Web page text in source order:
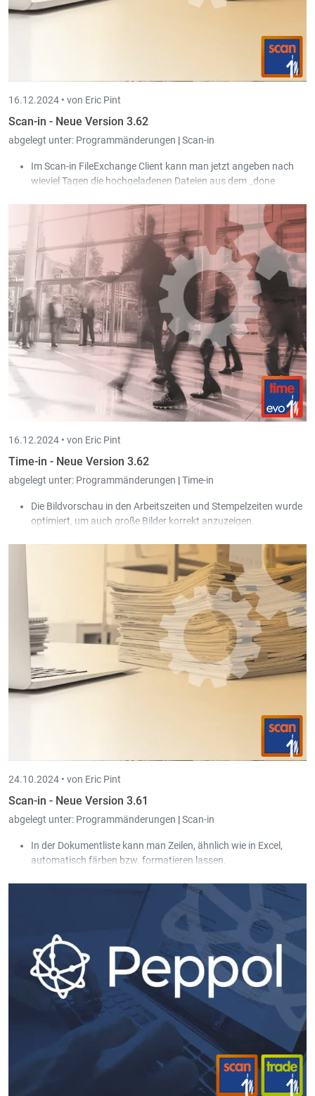
16.12.2024 • von Eric Pint
Scan-in - Neue Version 3.62
abgelegt unter: Programmänderungen |Scan-in
Im Scan-in FileExchange Client kann man jetzt angeben nach
wieviel Tagen die hochgeladenen Dateien aus dem _done
Die Texterkennung (OCR) läuft jetzt immer auf allen PDFs, auch
wenn diese nicht vom Scanner kommen. Somit wird auch der
Text nutzbar, der als Bild in der Pdf hinterlegt ist(oft die Fußzeile
einer Rechnung).
Für den E-Mail Abruf von M 365 unterstützt Scan-in jetzt auch
die Azure Authentifizierung per ClientSecret.
16.12.2024 • von Eric Pint
Time-in - Neue Version 3.62
abgelegt unter: Programmänderungen |Time-in
Die Bildvorschau in den Arbeitszeiten und Stempelzeiten wurde
optimiert, um auch große Bilder korrekt anzuzeigen.
Der Lizenzschirm wurde in Time-in Evo eingebaut.
24.10.2024 • von Eric Pint
Scan-in - Neue Version 3.61
abgelegt unter: Programmänderungen |Scan-in
In der Dokumentliste kann man Zeilen, ähnlich wie in Excel,
automatisch färben bzw. formatieren lassen.
Handelsregisternummer aus Book-in automatisch in die Peppol
Es gibt eine neue Funktion, um die Scan-in Benutzerrechte
automatisch mit denen von Pay-in abzugleichen.